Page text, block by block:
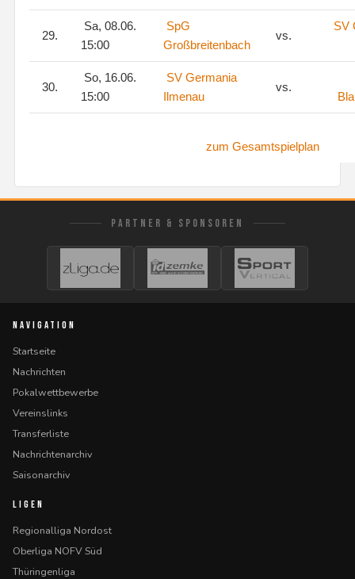
29.
Sa, 08.06.
15:00
SpG
Großbreitenbach
vs.
SV
30.
So, 16.06.
15:00
SV Germania
Ilmenau
vs.
zum Gesamtspielplan
PARTNER & SPONSOREN
NAVIGATION
Startseite
Nachrichten
Pokalwettbewerbe
Vereinslinks
Transferliste
Nachrichtenarchiv
Saisonarchiv
LIGEN
Regionalliga Nordost
Oberliga NOFV Süd
Thüringenliga